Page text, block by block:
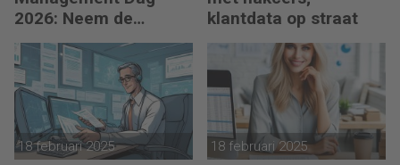
2026: Neem de
toekomst in eigen
hand
klantdata op straat
18 februari 2025 18 februari 2025